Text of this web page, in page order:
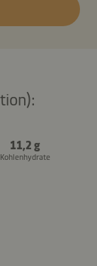
11,2 g
Kohlenhydrate